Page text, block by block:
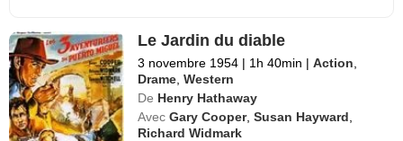
Le Jardin du diable
3 novembre 1954 | 1h 40min | Action
Drame ,Western
De Henry Hathaway
Avec Gary Cooper,Susan Hayward
Richard Widmark